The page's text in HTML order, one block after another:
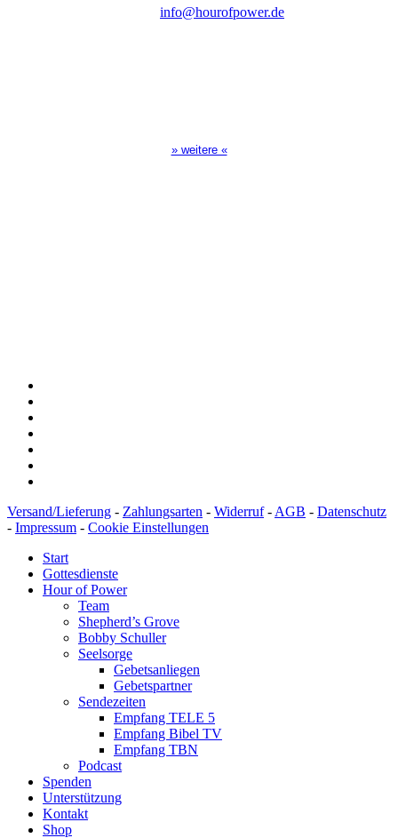
info@hourofpower.de
» weitere «
Versand/Lieferung - Zahlungsarten - Widerruf- AGB - Datenschutz
- Impressum - Cookie Einstellungen
Start
Gottesdienste
Hour of Power
Team
Shepherd’s Grove
Bobby Schuller
Seelsorge
Gebetsanliegen
Gebetspartner
Sendezeiten
Empfang TELE 5
Empfang Bibel TV
Empfang TBN
Podcast
Spenden
Unterstützung
Kontakt
Shop